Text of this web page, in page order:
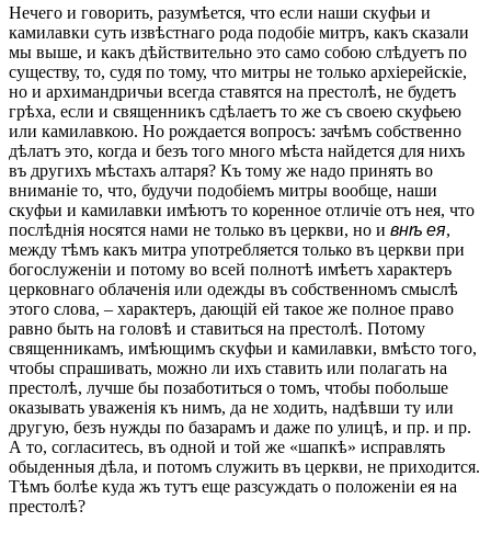
Нечего и говорить, разумѣется, что если наши скуфьи и
камилавки суть извѣстнаго рода подобіе митръ, какъ сказали
мы выше, и какъ дѣйствительно это само собою слѣдуетъ по
существу, то, судя по тому, что митры не только архіерейскіе,
но и архимандричьи всегда ставятся на престолѣ, не будетъ
грѣха, если и священникъ сдѣлаетъ то же съ своею скуфьею
или камилавкою. Но рождается вопросъ: зачѣмъ собственно
дѣлатъ это, когда и безъ того много мѣста найдется для нихъ
въ другихъ мѣстахъ алтаря? Къ тому же надо принять во
вниманіе то, что, будучи подобіемъ митры вообще, наши
скуфьи и камилавки имѣютъ то коренное отличіе отъ нея, что
послѣднія носятся нами не только въ церкви, но и внѣ ея,
между тѣмъ какъ митра употребляется только въ церкви при
богослуженіи и потому во всей полнотѣ имѣетъ характеръ
церковнаго облаченія или одежды въ собственномъ смыслѣ
этого слова, – характеръ, дающій ей такое же полное право
равно быть на головѣ и ставиться на престолѣ. Потому
священникамъ, имѣющимъ скуфьи и камилавки, вмѣсто того,
чтобы спрашивать, можно ли ихъ ставить или полагать на
престолѣ, лучше бы позаботиться о томъ, чтобы побольше
оказывать уваженія къ нимъ, да не ходить, надѣвши ту или
другую, безъ нужды по базарамъ и даже по улицѣ, и пр. и пр.
А то, согласитесь, въ одной и той же «шапкѣ» исправлять
обыденныя дѣла, и потомъ служить въ церкви, не приходится.
Тѣмъ болѣе куда жъ тутъ еще разсуждать о положеніи ея на
престолѣ?